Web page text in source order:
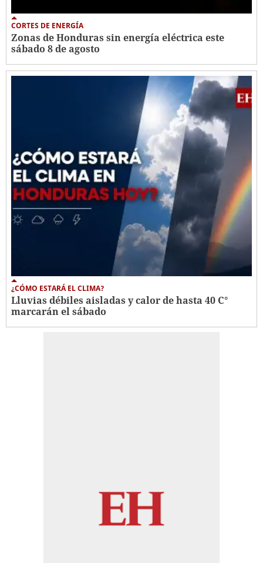
CORTES DE ENERGÍA
Zonas de Honduras sin energía eléctrica este
sábado 8 de agosto
¿CÓMO ESTARÁ EL CLIMA?
Lluvias débiles aisladas y calor de hasta 40 C°
marcarán el sábado